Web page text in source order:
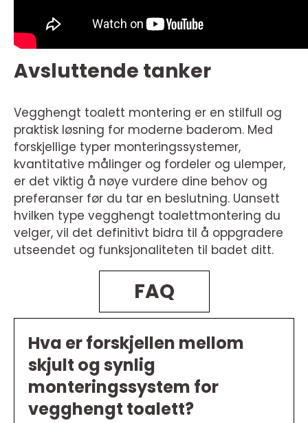
Avsluttende tanker
Vegghengt toalett montering er en stilfull og
praktisk løsning for moderne baderom. Med
forskjellige typer monteringssystemer,
kvantitative målinger og fordeler og ulemper,
er det viktig å nøye vurdere dine behov og
preferanser før du tar en beslutning. Uansett
hvilken type vegghengt toalettmontering du
velger, vil det definitivt bidra til å oppgradere
utseendet og funksjonaliteten til badet ditt.
FAQ
Hva er forskjellen mellom
skjult og synlig
monteringssystem for
vegghengt toalett?